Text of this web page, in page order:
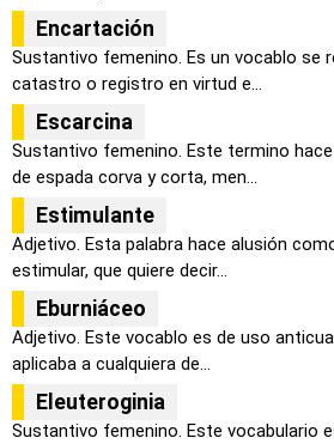
Encartación
Sustantivo femenino. Es un vocablo se
catastro o registro en virtud e...
Escarcina
Sustantivo femenino. Este termino
de espada corva y corta, men...
Estimulante
Adjetivo. Esta palabra hace alusión
estimular, que quiere decir...
Eburniáceo
Adjetivo. Este vocablo es de uso
aplicaba a cualquiera de...
Eleuteroginia
Sustantivo femenino. Este vocabulario